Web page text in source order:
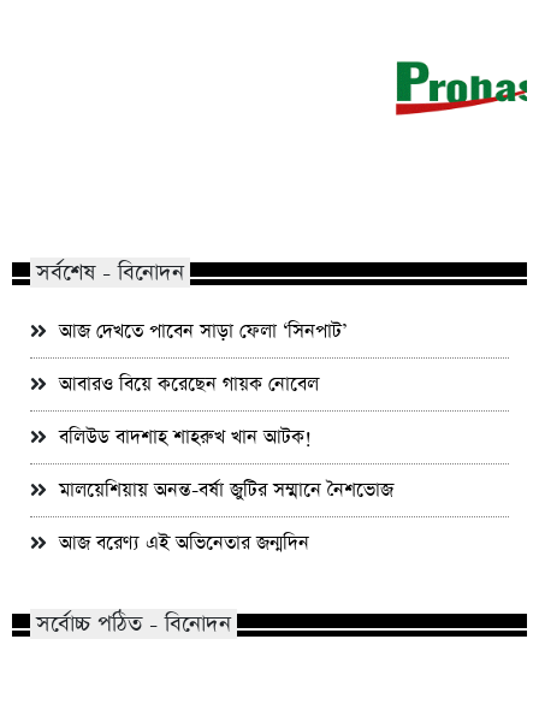
সর্বশেষ - বিনোদন
আজ দেখতে পাবেন সাড়া ফেলা ‘সিনপাট’
আবারও বিয়ে করেছেন গায়ক নোবেল
বলিউড বাদশাহ শাহরুখ খান আটক!
মালয়েশিয়ায় অনন্ত-বর্ষা জুটির সম্মানে নৈশভোজ
আজ বরেণ্য এই অভিনেতার জন্মদিন
সর্বোচ্চ পঠিত - বিনোদন